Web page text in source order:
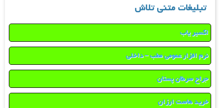
تبلیغات متنی تلاش
اکسیر یاب
نرم افزار عمومی مطب – داخلی
جراح سرطان پستان
خرید هاست ارزان